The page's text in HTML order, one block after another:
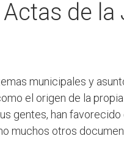
de
municipales y
el origen de la
gentes, han
muchos otros